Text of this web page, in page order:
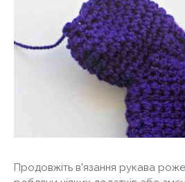
Продовжіть в'язання рукава